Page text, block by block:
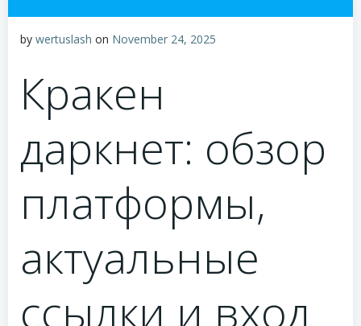
by wertuslash on November 24, 2025
Кракен
даркнет: обзор
платформы,
актуальные
ссылки и вход